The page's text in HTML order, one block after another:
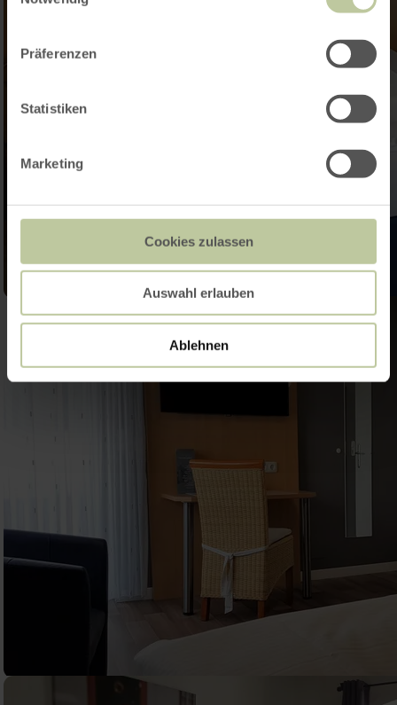
Präferenzen
Statistiken
Marketing
Cookies zulassen
Auswahl erlauben
Ablehnen